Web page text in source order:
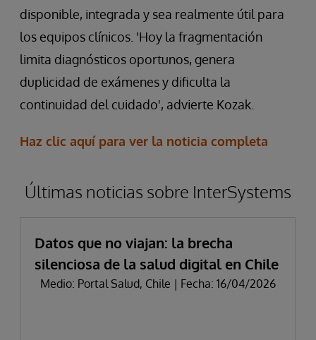
disponible, integrada y sea realmente útil para
los equipos clínicos. 'Hoy la fragmentación
limita diagnósticos oportunos, genera
duplicidad de exámenes y dificulta la
continuidad del cuidado', advierte Kozak.
Haz clic aquí para ver la noticia completa
Últimas noticias sobre InterSystems
Datos que no viajan: la brecha
silenciosa de la salud digital en Chile
Medio: Portal Salud, Chile | Fecha: 16/04/2026